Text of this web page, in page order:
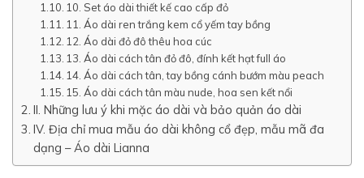
10. Set áo dài thiết kế cao cấp đỏ
11. Áo dài ren trắng kem cổ yếm tay bồng
12. Áo dài đỏ đô thêu hoa cúc
13. Áo dài cách tân đỏ đô, đính kết hạt full áo
14. Áo dài cách tân, tay bồng cánh bướm màu peach
15. Áo dài cách tân màu nude, hoa sen kết nổi
II. Những lưu ý khi mặc áo dài và bảo quản áo dài
IV. Địa chỉ mua mẫu áo dài không cổ đẹp, mẫu mã đa
dạng – Áo dài Lianna